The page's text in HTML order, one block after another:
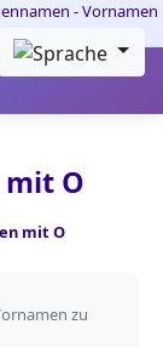
O
mit O
zu